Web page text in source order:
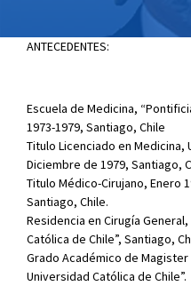
ANTECEDENTES:
Escuela de Medicina,
1973-1979, Santiago, Chile
Titulo Licenciado en Medicina,
Diciembre de 1979, Santiago,
Titulo Médico-Cirujano, Enero
Santiago, Chile.
Residencia en Cirugía
Católica de Chile”, Santiago,
Grado Académico de
Universidad Católica de Chile”.